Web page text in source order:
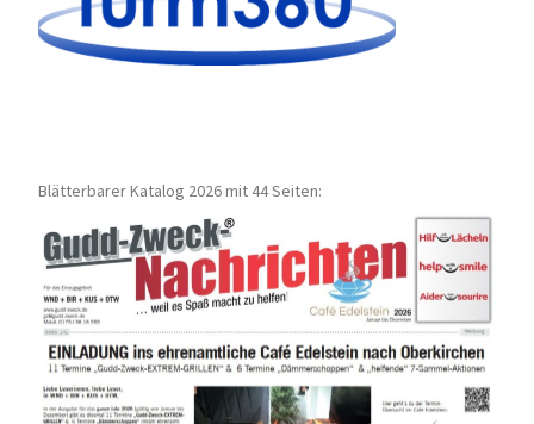
Blätterbarer Katalog 2026 mit 44 Seiten: